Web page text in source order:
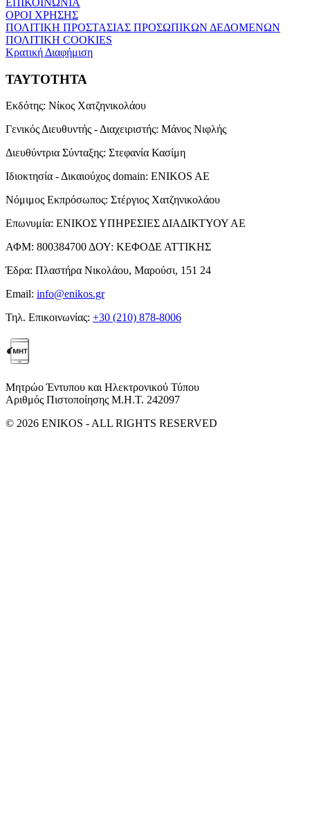
ΟΡΟΙ ΧΡΗΣΗΣ
ΠΟΛΙΤΙΚΗ ΠΡΟΣΤΑΣΙΑΣ ΠΡΟΣΩΠΙΚΩΝ ΔΕΔΟΜΕΝΩΝ
ΠΟΛΙΤΙΚΗ COOKIES
Κρατική Διαφήμιση
ΤΑΥΤΟΤΗΤΑ
Εκδότης: Νίκος Χατζηνικολάου
Γενικός Διευθυντής - Διαχειριστής: Μάνος Νιφλής
Διευθύντρια Σύνταξης: Στεφανία Κασίμη
Ιδιοκτησία - Δικαιούχος domain: ENIKOS AE
Νόμιμος Εκπρόσωπος: Στέργιος Χατζηνικολάου
Επωνυμία: ΕΝΙΚΟΣ ΥΠΗΡΕΣΙΕΣ ΔΙΑΔΙΚΤΥΟΥ ΑΕ
ΑΦΜ: 800384700 ΔΟΥ: ΚΕΦΟΔΕ ΑΤΤΙΚΗΣ
Έδρα: Πλαστήρα Νικολάου, Μαρούσι, 151 24
Email: info@enikos.gr
Τηλ. Επικοινωνίας: +30 (210) 878-8006
Μητρώο Έντυπου και Ηλεκτρονικού Τύπου
Αριθμός Πιστοποίησης Μ.Η.Τ. 242097
© 2026 ENIKOS - ALL RIGHTS RESERVED